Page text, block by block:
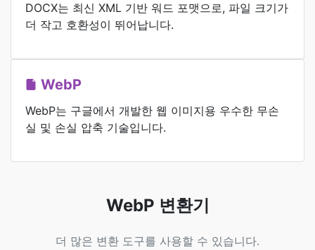
DOCX는 최신 XML 기반 워드 포맷으로, 파일 크기가
더 작고 호환성이 뛰어납니다.
WebP
WebP는 구글에서 개발한 웹 이미지용 우수한 무손
실 및 손실 압축 기술입니다.
WebP 변환기
더 많은 변환 도구를 사용할 수 있습니다.